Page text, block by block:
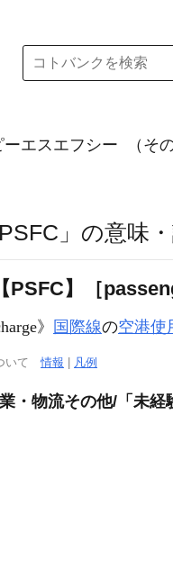
ーエスエフシー （そ
」の意味
PSFC】［
》 国際線の空港使
いて情報 凡例
・物流その他/「未